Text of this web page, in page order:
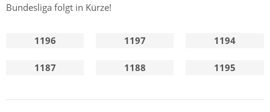
Bundesliga folgt in Kürze!
1196 1197 1194
1187 1188 1195